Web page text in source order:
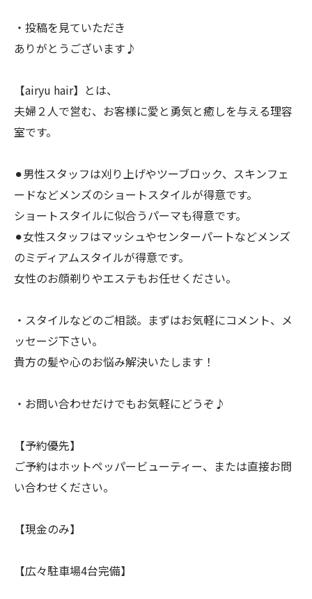
・投稿を見ていただき
ありがとうございます♪
【airyu hair】とは、
夫婦２人で営む、お客様に愛と勇気と癒しを与える理容
室です。
⚫︎男性スタッフは刈り上げやツーブロック、スキンフェ
ードなどメンズのショートスタイルが得意です。
ショートスタイルに似合うパーマも得意です。
⚫︎女性スタッフはマッシュやセンターパートなどメンズ
のミディアムスタイルが得意です。
女性のお顔剃りやエステもお任せください。
・スタイルなどのご相談。まずはお気軽にコメント、メ
ッセージ下さい。
貴方の髪や心のお悩み解決いたします！
・お問い合わせだけでもお気軽にどうぞ♪
【予約優先】
ご予約はホットペッパービューティー、または直接お問
い合わせください。
【現金のみ】
【広々駐車場4台完備】